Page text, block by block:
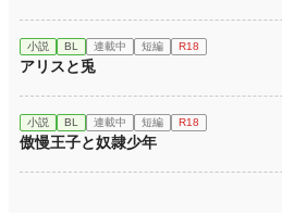
小説 BL 連載中 短編 R18
アリスと兎
小説 BL 連載中 短編 R18
傲慢王子と奴隷少年